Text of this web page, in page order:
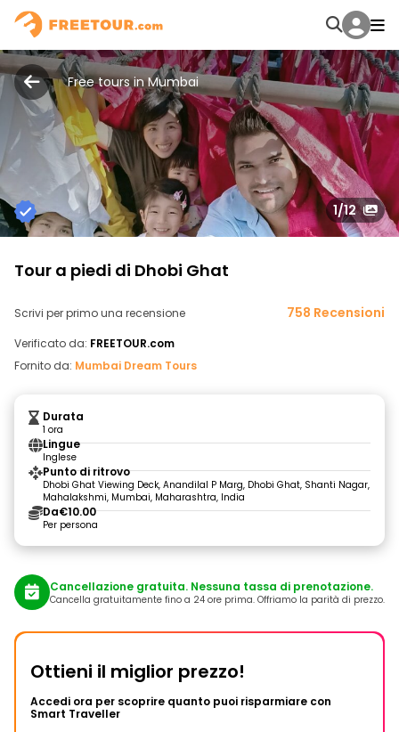
Free tours in Mumbai
1/12
Tour a piedi di Dhobi Ghat
Scrivi per primo una recensione 758 Recensioni
Verificato da: FREETOUR.com
Fornito da: Mumbai Dream Tours
Durata
1 ora
Lingue
Inglese
Punto di ritrovo
Dhobi Ghat Viewing Deck, Anandilal P Marg, Dhobi Ghat, Shanti Nagar,
Mahalakshmi, Mumbai, Maharashtra, India
Da€10.00
Per persona
Cancellazione gratuita. Nessuna tassa di prenotazione.
Cancella gratuitamente fino a 24 ore prima. Offriamo la parità di prezzo.
Ottieni il miglior prezzo!
Accedi ora per scoprire quanto puoi risparmiare con
Smart Traveller